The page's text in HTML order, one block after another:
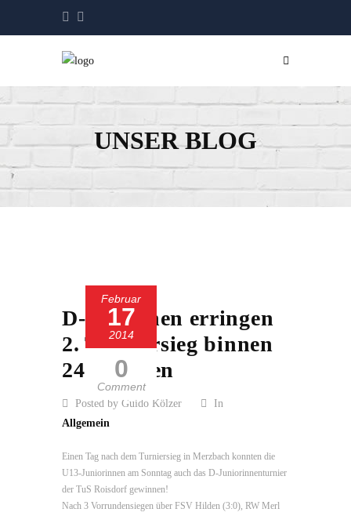
UNSER BLOG
Februar
17
2014
0
Comment
D- Mädchen erringen
2. Turniersieg binnen
24 Stunden
Posted by Guido Kölzer
In
Allgemein
Einen Tag nach dem Turniersieg in Merzbach konnten die
U13-Juniorinnen am Sonntag auch das D-Juniorinnenturnier
der TuS Roisdorf gewinnen!
Nach 3 Vorrundensiegen über FSV Hilden (3:0), RW Merl